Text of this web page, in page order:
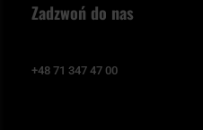
Zadzwoń do nas
+48 71 347 47 00